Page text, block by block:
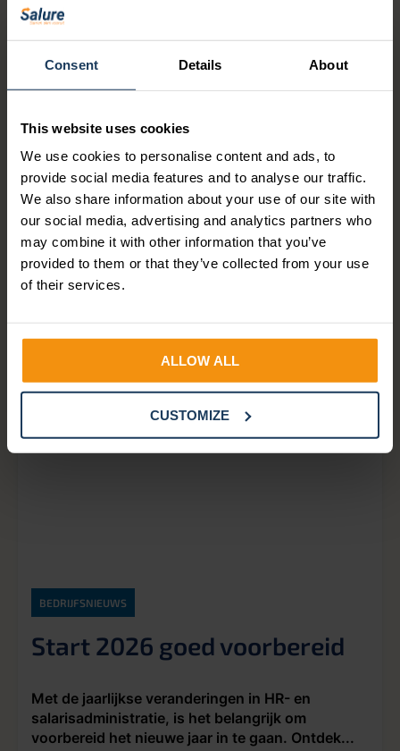
Consent Details About
This website uses cookies
We use cookies to personalise content and ads, to
provide social media features and to analyse our traffic.
We also share information about your use of our site with
our social media, advertising and analytics partners who
may combine it with other information that you’ve
provided to them or that they’ve collected from your use
of their services.
ALLOW ALL
CUSTOMIZE
BEDRIJFSNIEUWS
Dit was de Future of Work
Masterclass
Op woensdag 18 maart brachten we HR- en
payrollprofessionals samen voor onze Future of
Work Masterclass. Een middag vol energie,...
Lees verder
BEDRIJFSNIEUWS
Start 2026 goed voorbereid
Met de jaarlijkse veranderingen in HR- en
salarisadministratie, is het belangrijk om
voorbereid het nieuwe jaar in te gaan. Ontdek...